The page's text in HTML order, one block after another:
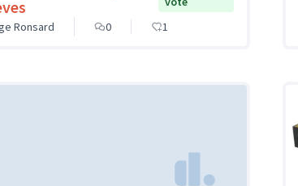
Ronsard
0 1